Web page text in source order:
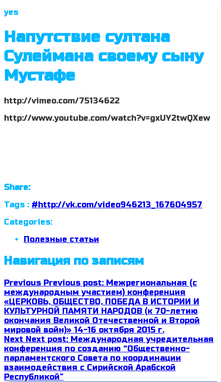
yes
Напутствие султана
Сулеймана своему сыну
Мустафе
http://vimeo.com/75134622
http://www.youtube.com/watch?v=gxUY2twQXew
Share:
Tags : #http://vk.com/video946213_167604957
Categories:
Полезные статьи
Навигация по записям
Previous Previous post: Межрегиональная (с
международным участием) конференция
«ЦЕРКОВЬ, ОБЩЕСТВО, ПОБЕДА В ИСТОРИИ И
КУЛЬТУРНОЙ ПАМЯТИ НАРОДОВ (к 70-летию
окончания Великой Отечественной и Второй
мировой войн)» 14-16 октября 2015 г.
Next Next post: Международная учредительная
конференция ­по созданию “Общественно-
парламентского ­Совета по координации
взаимодействия с Сирийской Арабской
Республикой”